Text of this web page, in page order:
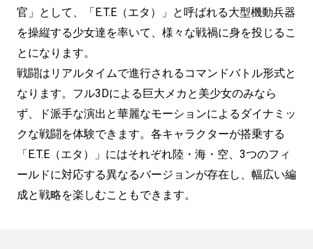
官」として、「E.T.E（エタ）」と呼ばれる大型機動兵器
を操縦する少女達を率いて、様々な戦禍に身を投じるこ
とになります。
戦闘はリアルタイムで進行されるコマンドバトル形式と
なります。フル3Dによる巨大メカと美少女のみなら
ず、ド派手な演出と華麗なモーションによるダイナミッ
クな戦闘を体験できます。各キャラクターが搭乗する
「E.T.E（エタ）」にはそれぞれ陸・海・空、3つのフィ
ールドに対応する異なるバージョンが存在し、幅広い編
成と戦略を楽しむこともできます。